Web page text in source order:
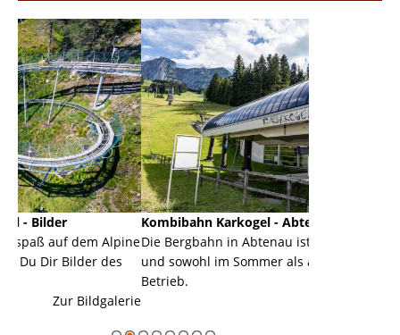
Kombibahn Karkogel - Abtenau - Salzburg
Die Bergbahn in Abtenau ist eine Kombibahn
und sowohl im Sommer als auch im Winter in